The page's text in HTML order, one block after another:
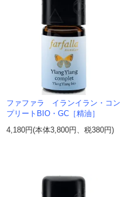
ファファラ イランイラン・コン
プリートBIO・GC［精油］
4,180円(本体3,800円、税380円)